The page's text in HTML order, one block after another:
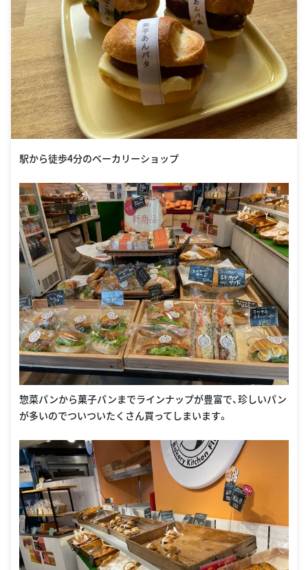
駅から徒歩4分のベーカリーショップ
惣菜パンから菓子パンまでラインナップが豊富で、珍しいパン
が多いのでついついたくさん買ってしまいます。